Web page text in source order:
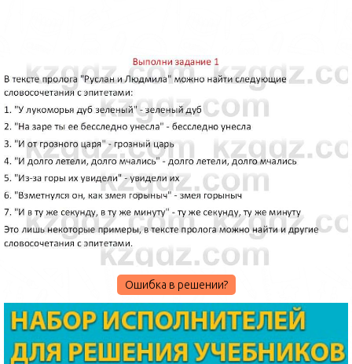
Ошибка в решении?